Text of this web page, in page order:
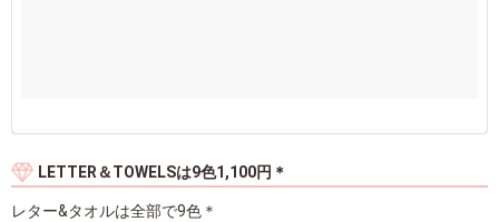
LETTER＆TOWELSは9色1,100円＊
レター&タオルは全部で9色＊